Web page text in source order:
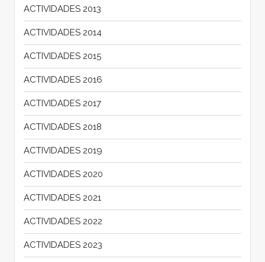
ACTIVIDADES 2013
ACTIVIDADES 2014
ACTIVIDADES 2015
ACTIVIDADES 2016
ACTIVIDADES 2017
ACTIVIDADES 2018
ACTIVIDADES 2019
ACTIVIDADES 2020
ACTIVIDADES 2021
ACTIVIDADES 2022
ACTIVIDADES 2023